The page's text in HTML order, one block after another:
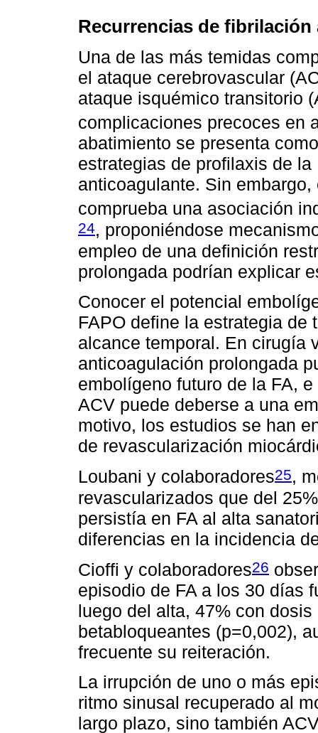
Recurrencias de
Una de las más temidas
el ataque cerebrovascular
ataque isquémico transitorio
complicaciones precoces en
abatimiento se presenta
estrategias de profilaxis de
anticoagulante. Sin
comprueba una asociación
24, proponiéndose
empleo de una definición
prolongada podrían explicar
Conocer el potencial
FAPO define la estrategia de
alcance temporal. En cirugía
anticoagulación prolongada
embolígeno futuro de la FA,
ACV puede deberse a una
motivo, los estudios se han
de revascularización
Loubani y colaboradores25,
revascularizados que del
persistía en FA al alta
diferencias en la incidencia
Cioffi y colaboradores26
episodio de FA a los 30 días
luego del alta, 47% con
betabloqueantes (p=0,002),
frecuente su reiteración.
La irrupción de uno o más
ritmo sinusal recuperado al
largo plazo, sino también